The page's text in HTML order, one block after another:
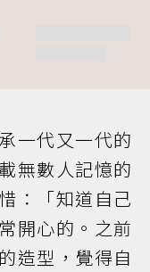
一代又一代的
無數人記憶的
：「知道自己
開心的。之前
造型，覺得自